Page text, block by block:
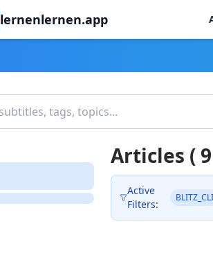
lernenlernen.app
Articles (
Active
Filters: